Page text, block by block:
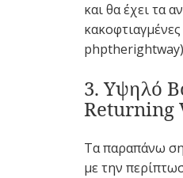
και θα έχει τα
phptherightway)
3. Υψηλό
Returning
Τα παραπάνω
με την